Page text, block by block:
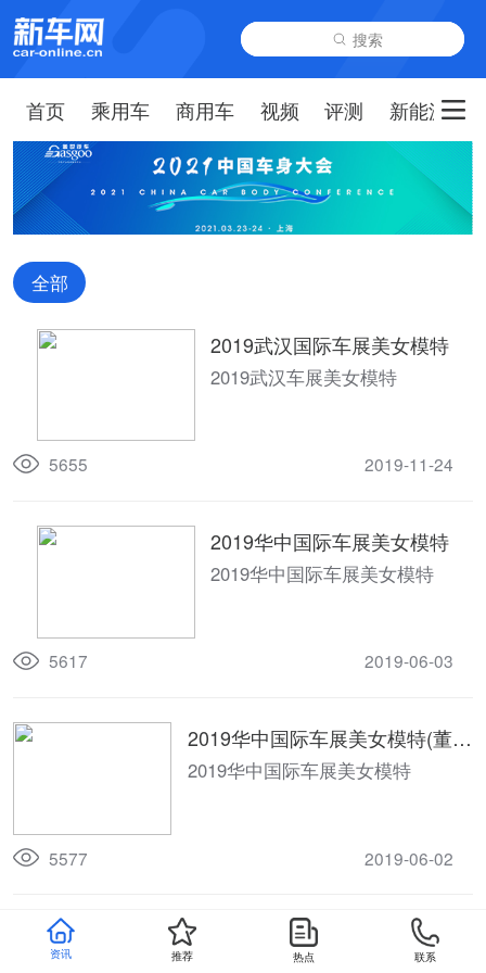
搜索
首页 乘用车 商用车 视频 评测 新能源
全部
2019武汉国际车展美女模特
2019武汉车展美女模特
5655 2019-11-24
2019华中国际车展美女模特
2019华中国际车展美女模特
5617 2019-06-03
2019华中国际车展美女模特(董传
新摄影作品选)
2019华中国际车展美女模特
5577 2019-06-02
2019华中国际车展美女模特(周希
俊摄影作品选)
2019华中国际车展美女模特
资讯 推荐 热点 联系